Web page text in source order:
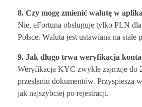
8. Czy mogę zmienić walutę w
Nie, eFortuna obsługuje tylko PLN
Polsce. Waluta jest ustawiana na stałe
9. Jak długo trwa weryfikacja
Weryfikacja KYC zwykle zajmuje do
przesłaniu dokumentów. Przyspiesza
jak najszybciej po rejestracji.